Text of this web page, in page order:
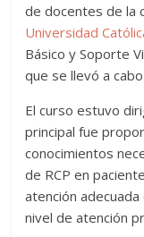
de docentes de la
Universidad
Básico y Soporte
que se llevó a
El curso estuvo
principal fue
conocimientos
de RCP en
atención
nivel de atención